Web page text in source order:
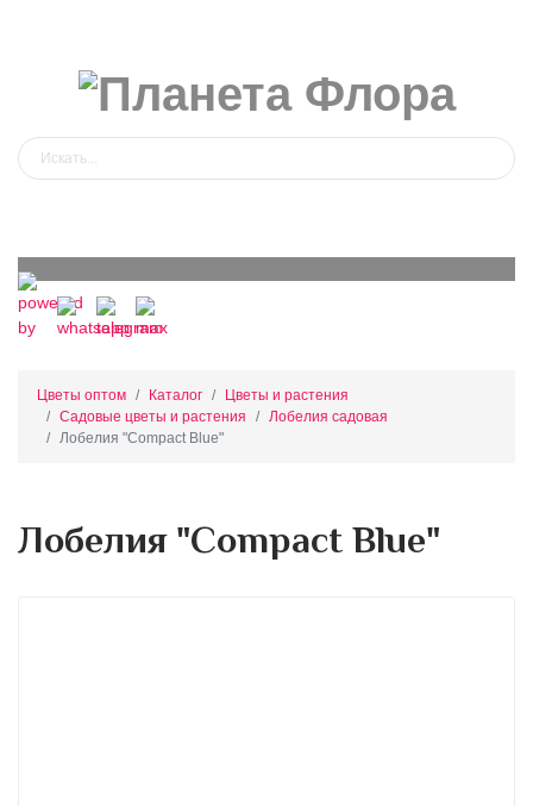
Цветы оптом Каталог
Цветы и растения
Садовые цветы и растения
Лобелия садовая
Лобелия "Compact Blue"
Лобелия "Compact Blue"